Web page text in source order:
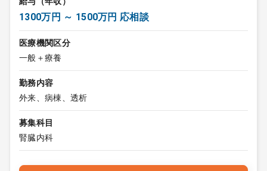
1300万円 ～ 1500万円 応相談
医療機関区分
一般＋療養
勤務内容
外来、病棟、透析
募集科目
腎臓内科